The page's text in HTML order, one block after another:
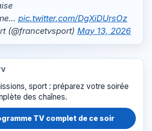
pic.twitter.com/DgXiDUrsOz
(@francetvsport)May 13, 2026
sport : préparez votre soirée
des chaînes.
TV complet de ce soir